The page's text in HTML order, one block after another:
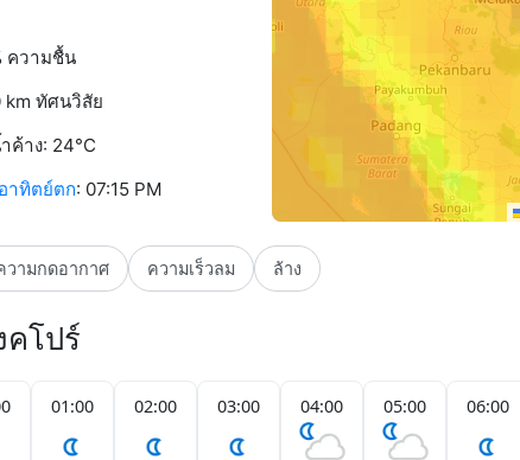
ความชื้น
km ทัศนวิสัย
ค้าง: 24°C
าทิตย์ตก: 07:15 PM
วามกดอากาศ ความเร็วลม ล้าง
โปร์
01:00 02:00 03:00 04:00 05:00 06:00